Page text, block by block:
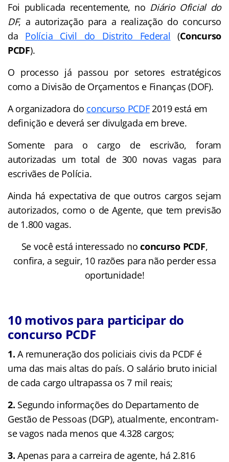
Foi publicada recentemente, no Diário Oficial do
DF, a autorização para a realização do concurso
da Polícia Civil do Distrito Federal (Concurso
PCDF).
O processo já passou por setores estratégicos
como a Divisão de Orçamentos e Finanças (DOF).
A organizadora do concurso PCDF2019 está em
definição e deverá ser divulgada em breve.
Somente para o cargo de escrivão, foram
autorizadas um total de 300 novas vagas para
escrivães de Polícia.
Ainda há expectativa de que outros cargos sejam
autorizados, como o de Agente, que tem previsão
de 1.800 vagas.
Se você está interessado noconcurso PCDF,
confira, a seguir, 10 razões para não perder essa
oportunidade!
10 motivos para participar do
concurso PCDF
1. A remuneração dos policiais civis da PCDF é
uma das mais altas do país. O salário bruto inicial
de cada cargo ultrapassa os 7 mil reais;
2. Segundo informações do Departamento de
Gestão de Pessoas (DGP), atualmente, encontram-
se vagos nada menos que 4.328 cargos;
3. Apenas para a carreira de agente, há 2.816